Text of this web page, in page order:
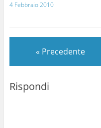
4 Febbraio 2010
« Precedente
Rispondi